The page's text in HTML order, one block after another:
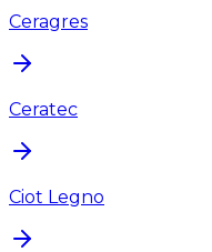
Ceragres
Ceratec
Ciot Legno